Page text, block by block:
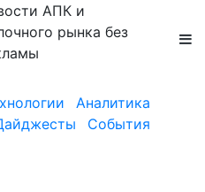
АПК и
рынка без
Аналитика
События